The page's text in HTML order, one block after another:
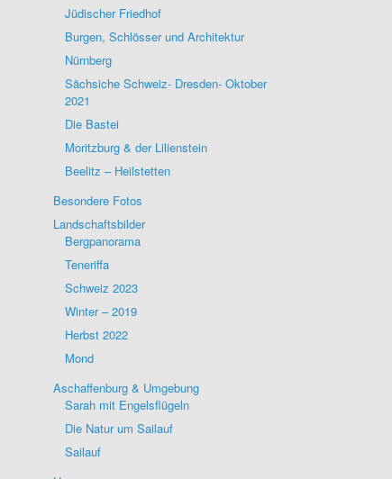
Jüdischer Friedhof
Burgen, Schlösser und Architektur
Nürnberg
Sächsiche Schweiz- Dresden- Oktober
2021
Die Bastei
Moritzburg & der Lilienstein
Beelitz – Heilstetten
Besondere Fotos
Landschaftsbilder
Bergpanorama
Teneriffa
Schweiz 2023
Winter – 2019
Herbst 2022
Mond
Aschaffenburg & Umgebung
Sarah mit Engelsflügeln
Die Natur um Sailauf
Sailauf